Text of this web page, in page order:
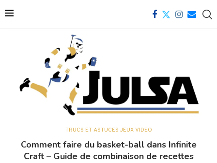
TRUCS ET ASTUCES JEUX VIDÉO
Comment faire du basket-ball dans Infinite
Craft – Guide de combinaison de recettes